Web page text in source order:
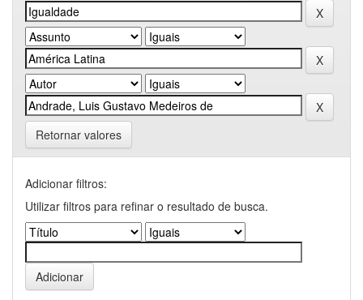
Retornar valores
Adicionar filtros:
Utilizar filtros para refinar o resultado de busca.